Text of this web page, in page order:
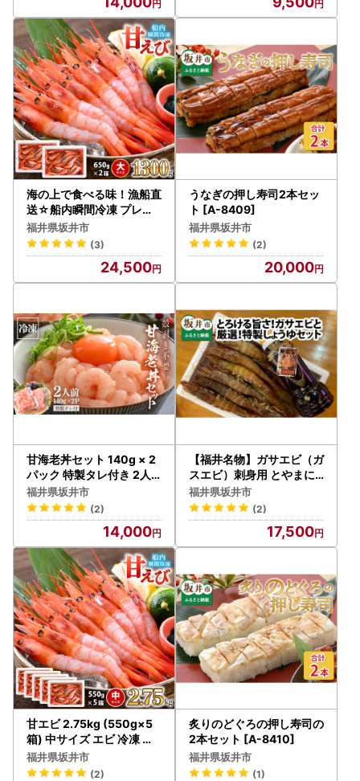
海の上で食べる味！漁船直
送☆船内瞬間冷凍 プレミ
アム甘えび 約650g × 2 [B
-2324]
福井県坂井市
(3)
24,500
うなぎの押し寿司2本セッ
ト [A-8409]
福井県坂井市
(2)
20,000
甘海老丼セット 140g × 2
パック 特製タレ付き 2人
前 剥きエビ 小分け [A-187
04]
福井県坂井市
(2)
14,000
【福井名物】ガサエビ（ガ
スエビ）刺身用 とやまに
特製しょうゆセット [A-4
374]
福井県坂井市
(2)
17,500
甘エビ 2.75kg (550g×5
箱) 中サイズ エビ 冷凍 大
容量 [C-2306]
福井県坂井市
(2)
炙りのどぐろの押し寿司の
2本セット [A-8410]
福井県坂井市
(1)